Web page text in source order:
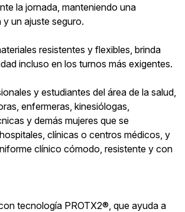
la jornada, manteniendo una
un ajuste seguro.
resistentes y flexibles, brinda
incluso en los turnos más exigentes.
y estudiantes del área de la salud,
enfermeras, kinesiólogas,
y demás mujeres que se
clínicas o centros médicos, y
clínico cómodo, resistente y con
tecnología PROTX2®, que ayuda a